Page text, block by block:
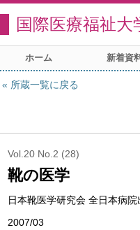
国際医療福祉
ホーム 新着資
所蔵一覧に戻る
Vol.20 No.2 (28)
靴の医学
日本靴医学研究会 全日本病
2007/03